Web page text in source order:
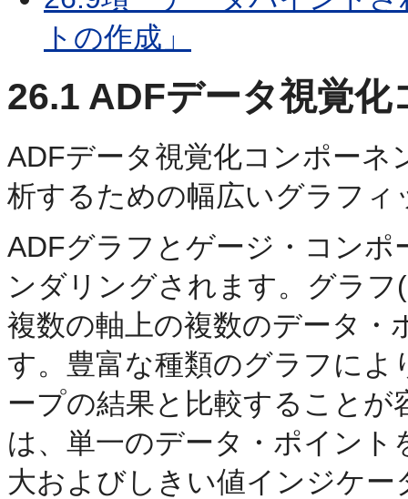
トの作成」
26.1 ADFデータ視覚化
ADFデータ視覚化コンポーネ
析するための幅広いグラフ
ADFグラフとゲージ・コン
ンダリングされます。グラ
複数の軸上の複数のデータ・
す。豊富な種類のグラフに
ープの結果と比較すること
は、単一のデータ・ポイン
大およびしきい値インジケ